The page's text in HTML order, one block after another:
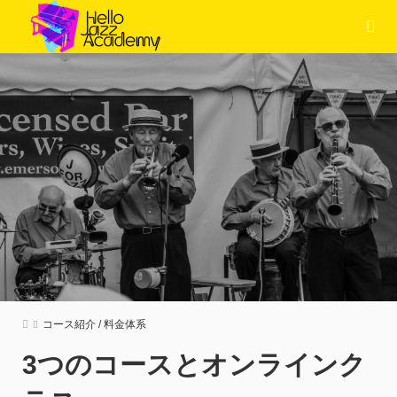
コース紹介 / 料金体系
3つのコースとオンラインク